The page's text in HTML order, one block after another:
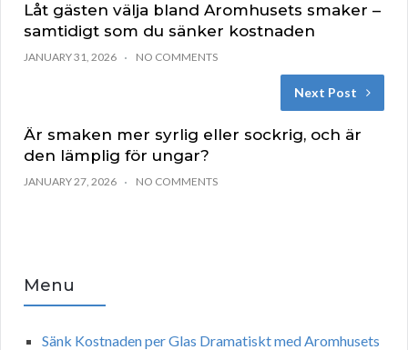
Låt gästen välja bland Aromhusets smaker –
samtidigt som du sänker kostnaden
JANUARY 31, 2026 NO COMMENTS
Next Post
Är smaken mer syrlig eller sockrig, och är
den lämplig för ungar?
JANUARY 27, 2026 NO COMMENTS
Menu
Sänk Kostnaden per Glas Dramatiskt med Aromhusets